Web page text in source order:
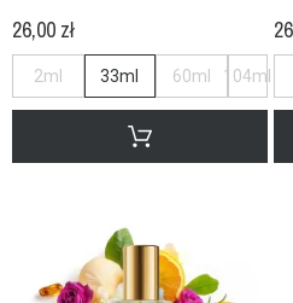
26,00 zł
2ml 33ml 60ml 104ml